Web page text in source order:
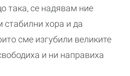
така, се надявам ние
стабилни хора и да
сме изгубили великите
и ни направиха